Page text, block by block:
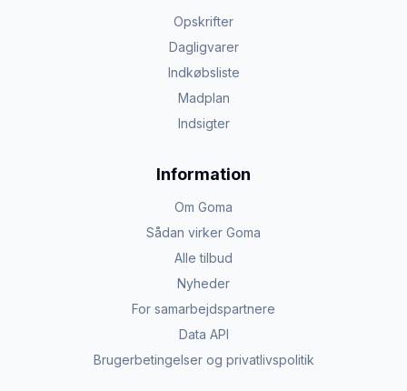
Opskrifter
Dagligvarer
Indkøbsliste
Madplan
Indsigter
Information
Om Goma
Sådan virker Goma
Alle tilbud
Nyheder
For samarbejdspartnere
Data API
Brugerbetingelser og privatlivspolitik